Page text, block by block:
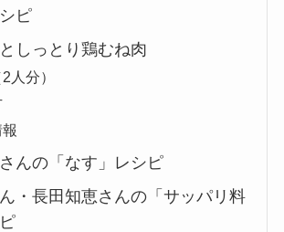
ピ
しっとり鶏むね肉
人分）
んの「なす」レシピ
・長田知恵さんの「サッパリ料